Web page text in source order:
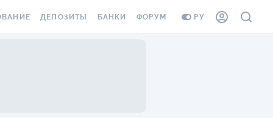
РУ
ДЕПОЗИТЫ БАНКИ ФОРУМ